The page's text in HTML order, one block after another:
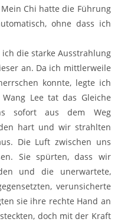
Chi hatte die Führung
ohne dass ich
die starke Ausstrahlung
an. Da ich mittlerweile
konnte, legte ich
Lee tat das Gleiche
sofort aus dem Weg
hart und wir strahlten
Die Luft zwischen uns
Sie spürten, dass wir
und die unerwartete,
verunsicherte
sie ihre rechte Hand an
doch mit der Kraft